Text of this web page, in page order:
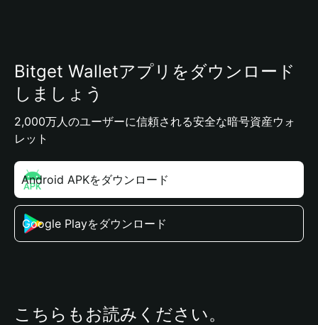
Bitget Walletアプリをダウンロード
しましょう
2,000万人のユーザーに信頼される安全な暗号資産ウォ
レット
Android APKをダウンロード
Google Playをダウンロード
こちらもお読みください。